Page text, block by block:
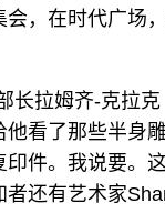
，在时代广场
拉姆齐-克拉克
看了那些半身
件。我说要。
还有艺术家